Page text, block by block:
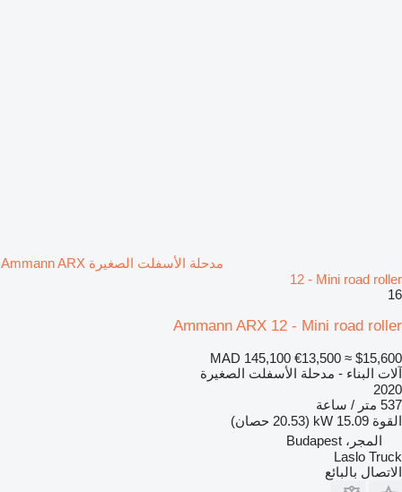
مدحلة الأسفلت الصغيرة Ammann ARX
12 - Mini road roller
16
Ammann ARX 12 - Mini road roller
MAD 145,100 €13,500 ≈ $15,600
آلات البناء - مدحلة الأسفلت الصغيرة
2020
537 متر / ساعة
القوة 15.09 kW (20.53 حصان)
المجر، Budapest
Laslo Truck
الاتصال بالبائع